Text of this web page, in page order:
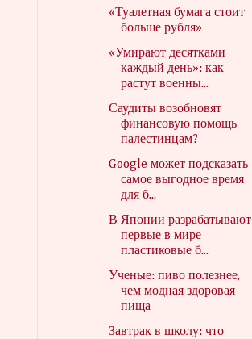
«Туалетная бумага стоит
больше рубля»
«Умирают десятками
каждый день»: как
растут военны...
Саудиты возобновят
финансовую помощь
палестинцам?
Google может подсказать
самое выгодное время
для б...
В Японии разрабатывают
первые в мире
пластиковые б...
Ученые: пиво полезнее,
чем модная здоровая
пища
Завтрак в школу: что